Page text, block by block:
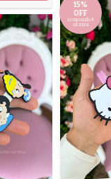
15%
OFF
comprando 4
ou mais